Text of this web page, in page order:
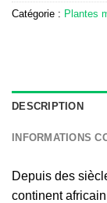
Catégorie : Plantes
DESCRIPTION
INFORMATIONS
Depuis des
continent